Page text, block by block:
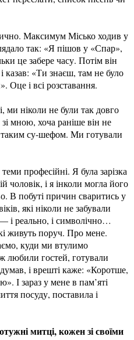
Максимум Місько ходив у
так: «Я пішов у «Спар»,
це забере часу. Потім він
казав: «Ти знаєш, там не було
Оце і всі розставання.
ми ніколи не були так довго
мною, хоча раніше він не
таким су-шефом. Ми готували
професійні. Я була зарізка
чоловік, і я інколи могла його
В побуті причин сваритись у
які ніколи не забували
і реально, і символічно…
живуть поруч. Про мене.
куди ми втулимо
гостей, готували
і врешті каже: «Коротше,
І зараз у мене в пам’яті
посуду, поставила і
митці, кожен зі своїми